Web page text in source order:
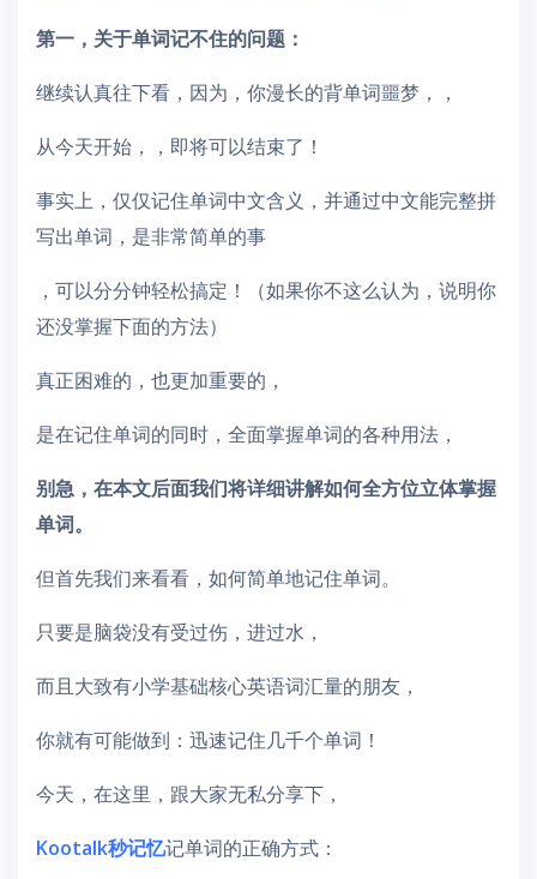
第一，关于单词记不住的问题：
继续认真往下看，因为，你漫长的背单词噩梦，，
从今天开始，，即将可以结束了！
事实上，仅仅记住单词中文含义，并通过中文能完整拼
写出单词，是非常简单的事
，可以分分钟轻松搞定！（如果你不这么认为，说明你
还没掌握下面的方法）
真正困难的，也更加重要的，
是在记住单词的同时，全面掌握单词的各种用法，
别急，在本文后面我们将详细讲解如何全方位立体掌握
单词。
但首先我们来看看，如何简单地记住单词。
只要是脑袋没有受过伤，进过水，
而且大致有小学基础核心英语词汇量的朋友，
你就有可能做到：迅速记住几千个单词！
今天，在这里，跟大家无私分享下，
Kootalk秒记忆记单词的正确方式：